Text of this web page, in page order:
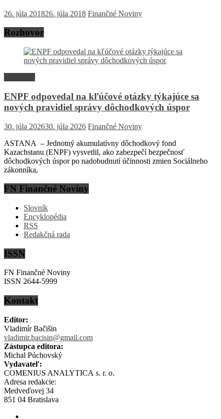
26. júla 201826. júla 2018 Finančné Noviny
Rozhovor
ENPF odpovedal na kľúčové otázky týkajúce sa
nových pravidiel správy dôchodkových úspor
30. júla 202630. júla 2026 Finančné Noviny
ASTANA – Jednotný akumulatívny dôchodkový fond
Kazachstanu (ENPF) vysvetlil, ako zabezpečí bezpečnosť
dôchodkových úspor po nadobudnutí účinnosti zmien Sociálneho
zákonníka,
FN Finančné Noviny
Slovník
Encyklopédia
RSS
Redakčná rada
ISSN
FN Finančné Noviny
ISSN 2644-5999
Kontakt
Editor:
Vladimír Bačišin
vladimir.bacisin@gmail.com
Zástupca editora:
Michal Púchovský
Vydavateľ:
COMENIUS ANALYTICA s. r. o.
Adresa redakcie:
Medveďovej 34
851 04 Bratislava